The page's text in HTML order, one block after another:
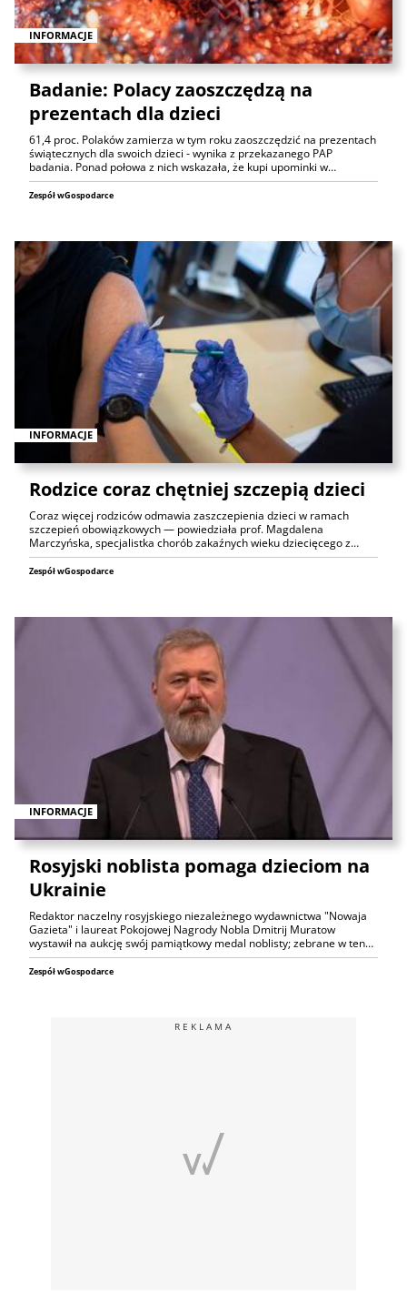
INFORMACJE
Badanie: Polacy zaoszczędzą na
prezentach dla dzieci
61,4 proc. Polaków zamierza w tym roku zaoszczędzić na prezentach
świątecznych dla swoich dzieci - wynika z przekazanego PAP
badania. Ponad połowa z nich wskazała, że kupi upominki w…
Zespół wGospodarce
INFORMACJE
Rodzice coraz chętniej szczepią dzieci
Coraz więcej rodziców odmawia zaszczepienia dzieci w ramach
szczepień obowiązkowych — powiedziała prof. Magdalena
Marczyńska, specjalistka chorób zakaźnych wieku dziecięcego z…
Zespół wGospodarce
INFORMACJE
Rosyjski noblista pomaga dzieciom na
Ukrainie
Redaktor naczelny rosyjskiego niezależnego wydawnictwa "Nowaja
Gazieta" i laureat Pokojowej Nagrody Nobla Dmitrij Muratow
wystawił na aukcję swój pamiątkowy medal noblisty; zebrane w ten…
Zespół wGospodarce
REKLAMA